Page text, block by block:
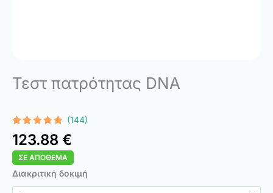
Τεστ πατρότητας DNA
Rated 4.74
out of 5
based on
144
customer
ratings
(144)
123.88 €
ΣΕ ΑΠΌΘΕΜΑ
Διακριτική δοκιμή
DNA
Paternity